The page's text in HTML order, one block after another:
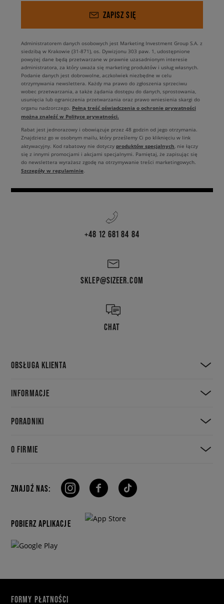
ZAPISZ SIĘ
Administratorem danych osobowych jest Marketing Investment Group S.A. z
siedzibą w Krakowie (31-871), os. Dywizjonu 303 paw. 1, udostępnione
powyżej dane będą przetwarzane w prawnie uzasadnionym interesie
administratora, za który uważa się marketing produktów i usług własnych.
Podanie danych jest dobrowolne, aczkolwiek niezbędne w celu
otrzymywania newslettera. Każdy ma prawo do zgłoszenia sprzeciwu
wobec przetwarzania, a także żądania dostępu do danych, sprostowania,
usunięcia lub ograniczenia przetwarzania oraz prawo wniesienia skargi do
organu nadzorczego. Pełną treść oświadczenia o ochronie prywatności
można znaleźć w Polityce prywatności.
Rabat jest jednorazowy i obowiązuje przez 48 godzin od jego otrzymania.
Znajdziesz go w osobnym mailu, który prześlemy Ci po kliknięciu w link
aktywacyjny. Kod rabatowy nie dotyczy produktów specjalnych, nie łączy
się z innymi promocjami i akcjami specjalnymi. Pamiętaj, że zapisując się
do newslettera wyrażasz zgodę na otrzymywanie treści marketingowych.
Szczegóły w regulaminie.
+48 12 681 84 84
SKLEP@SIZEER.COM
CHAT
OBSŁUGA KLIENTA
INFORMACJE
PORADNIKI
O FIRMIE
ZNAJDŹ NAS:
POBIERZ APLIKACJE
FORMY PŁATNOŚCI